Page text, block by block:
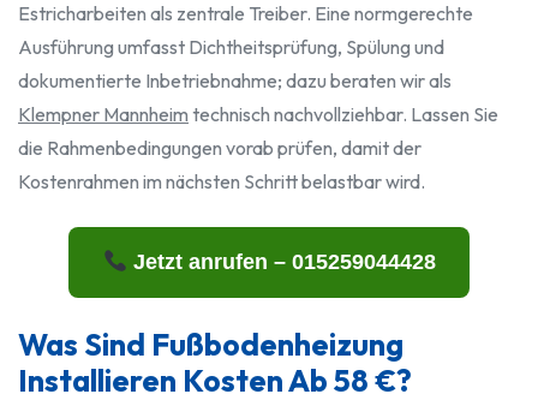
Estricharbeiten als zentrale Treiber. Eine normgerechte
Ausführung umfasst Dichtheitsprüfung, Spülung und
dokumentierte Inbetriebnahme; dazu beraten wir als
Klempner Mannheim technisch nachvollziehbar. Lassen Sie
die Rahmenbedingungen vorab prüfen, damit der
Kostenrahmen im nächsten Schritt belastbar wird.
Jetzt anrufen – 015259044428
Was Sind Fußbodenheizung
Installieren Kosten Ab 58 €?